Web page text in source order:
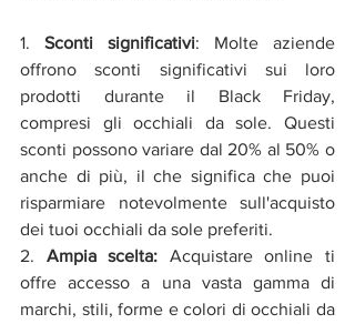
1. Sconti significativi: Molte aziende
offrono sconti significativi sui loro
prodotti durante il Black Friday,
compresi gli occhiali da sole. Questi
sconti possono variare dal 20% al 50% o
anche di più, il che significa che puoi
risparmiare notevolmente sull'acquisto
dei tuoi occhiali da sole preferiti.
2. Ampia scelta: Acquistare online ti
offre accesso a una vasta gamma di
marchi, stili, forme e colori di occhiali da